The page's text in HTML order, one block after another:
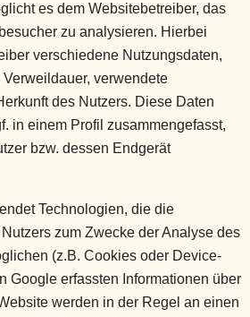
es dem Websitebetreiber, das
zu analysieren. Hierbei
verschiedene Nutzungsdaten,
verwendete
des Nutzers. Diese Daten
in einem Profil zusammengefasst,
bzw. dessen Endgerät
Technologien, die die
zum Zwecke der Analyse des
(z.B. Cookies oder Device-
Google erfassten Informationen über
werden in der Regel an einen